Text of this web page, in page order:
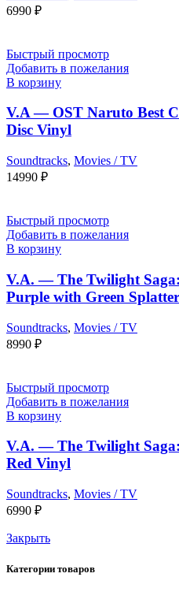
6990 ₽
Быстрый просмотр
Добавить в пожелания
В корзину
V.A — OST Naruto Best
Disc Vinyl
Soundtracks, Movies / TV
14990 ₽
Быстрый просмотр
Добавить в пожелания
В корзину
V.A. — The Twilight
Purple with Green
Soundtracks, Movies / TV
8990 ₽
Быстрый просмотр
Добавить в пожелания
В корзину
V.A. — The Twilight
Red Vinyl
Soundtracks, Movies / TV
6990 ₽
Закрыть
Категории товаров